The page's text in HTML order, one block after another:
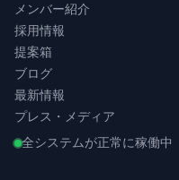
メンバー紹介
採用情報
提案箱
ブログ
最新情報
プレス・メディア
全システムが正常に稼働中